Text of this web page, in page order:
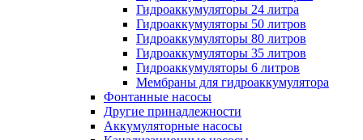
Гидроаккумуляторы 24 литра
Гидроаккумуляторы 50 литров
Гидроаккумуляторы 80 литров
Гидроаккумуляторы 35 литров
Гидроаккумуляторы 6 литров
Мембраны для гидроаккумулятора
Фонтанные насосы
Другие принадлежности
Аккумуляторные насосы